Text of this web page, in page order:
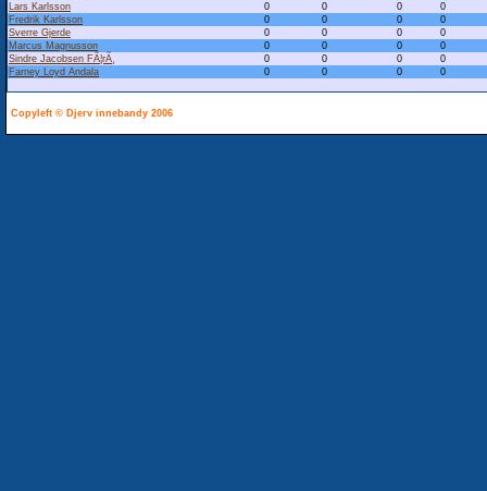
Lars Karlsson
0 0 0
0
Fredrik Karlsson
0 0 0
0
Sverre Gjerde
0 0 0
0
Marcus Magnusson
0 0 0
0
Sindre Jacobsen FÃ¦rÃ¸
0 0 0
0
Farney Loyd Andala
0 0 0 0
Copyleft © Djerv innebandy 2006